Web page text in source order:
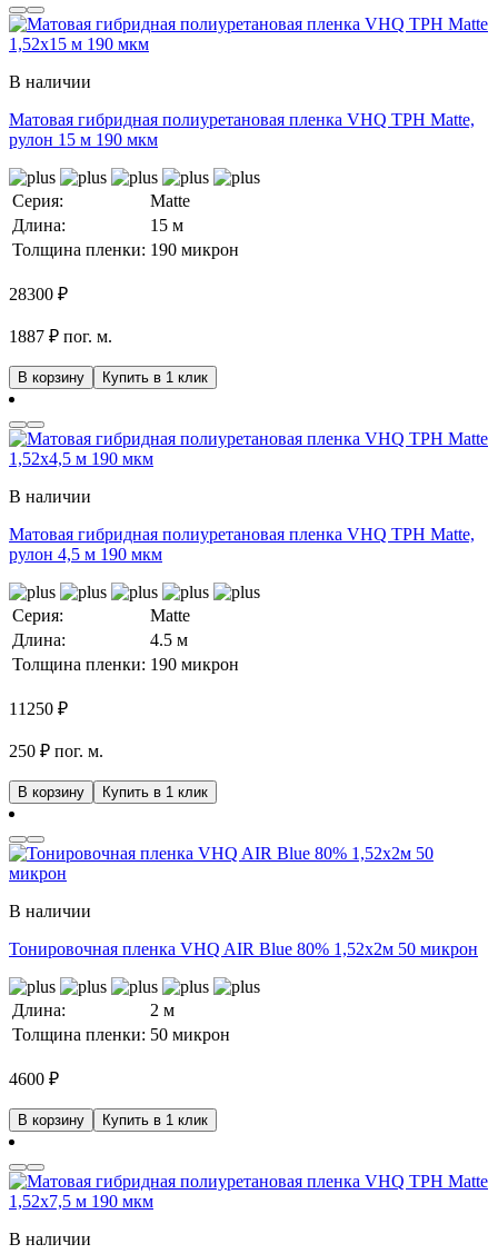
В наличии
Матовая гибридная полиуретановая пленка VHQ TPH Matte,
рулон 15 м 190 мкм
Серия:
Matte
Длина:
15 м
Толщина пленки: 190 микрон
28300 ₽
1887 ₽ пог. м.
В корзину Купить в 1 клик
В наличии
Матовая гибридная полиуретановая пленка VHQ TPH Matte,
рулон 4,5 м 190 мкм
Серия:
Matte
Длина:
4.5 м
Толщина пленки: 190 микрон
11250 ₽
250 ₽ пог. м.
В корзину Купить в 1 клик
В наличии
Тонировочная пленка VHQ AIR Blue 80% 1,52x2м 50 микрон
Длина:
2 м
Толщина пленки: 50 микрон
4600 ₽
В корзину Купить в 1 клик
В наличии